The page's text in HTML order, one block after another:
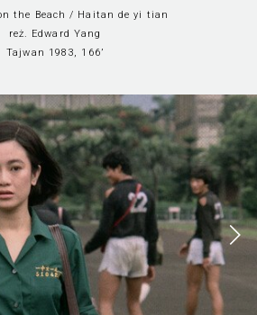
the Beach / Haitan de yi tian
reż. Edward Yang
Tajwan 1983, 166’